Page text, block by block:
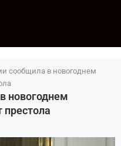
сообщила в новогоднем
новогоднем
престола